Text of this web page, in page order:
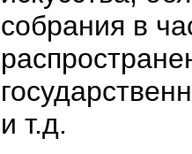
собрания в
и т.д.